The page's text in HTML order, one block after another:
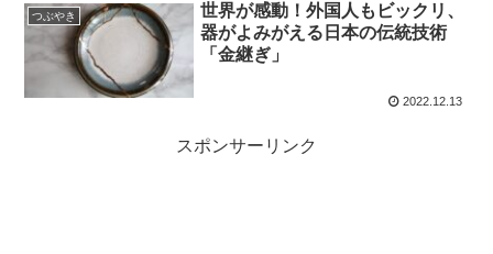
つぶやき
世界が感動！外国人もビックリ、
器がよみがえる日本の伝統技術
「金継ぎ」
2022.12.13
スポンサーリンク